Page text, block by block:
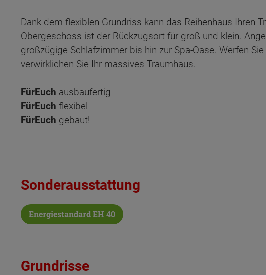
Dank dem flexiblen Grundriss kann das Reihenhaus Ihren
Obergeschoss ist der Rückzugsort für groß und klein.
großzügige Schlafzimmer bis hin zur Spa-Oase. Werfen
verwirklichen Sie Ihr massives Traumhaus.
FürEuch ausbaufertig
FürEuch flexibel
FürEuch gebaut!
Sonderausstattung
Energiestandard EH 40
Grundrisse